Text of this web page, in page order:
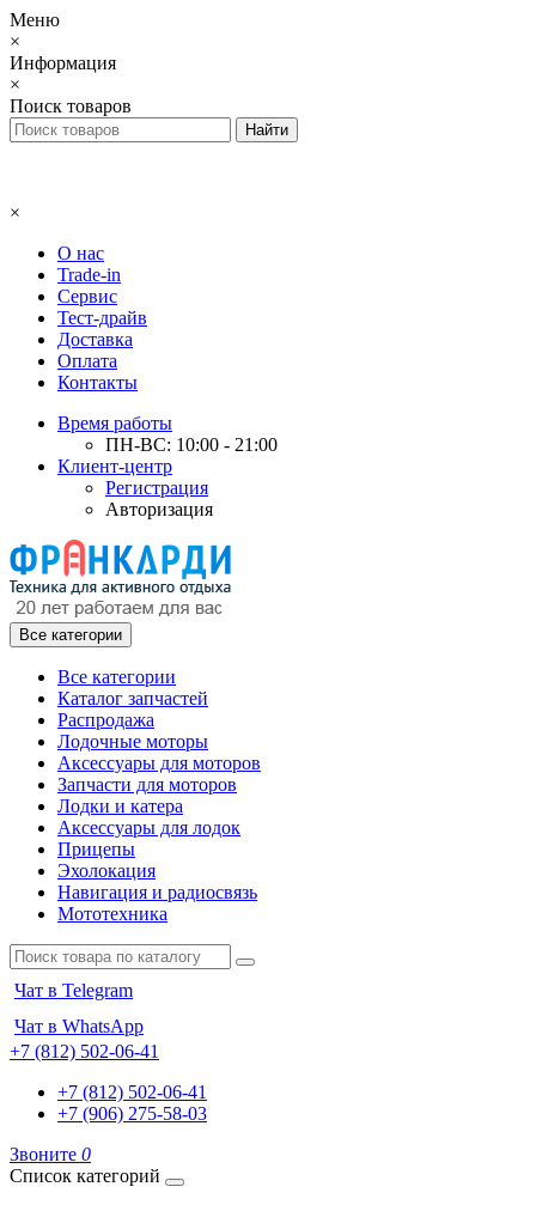
Меню
×
Информация
×
Поиск товаров
×
О нас
Trade-in
Сервис
Тест-драйв
Доставка
Оплата
Контакты
Время работы
ПН-ВС: 10:00 - 21:00
Клиент-центр
Регистрация
Авторизация
Все категории
Все категории
Каталог запчастей
Распродажа
Лодочные моторы
Аксессуары для моторов
Запчасти для моторов
Лодки и катера
Аксессуары для лодок
Прицепы
Эхолокация
Навигация и радиосвязь
Мототехника
Чат в Telegram
Чат в WhatsApp
+7 (812) 502-06-41
+7 (812) 502-06-41
+7 (906) 275-58-03
Звоните 0
Список категорий